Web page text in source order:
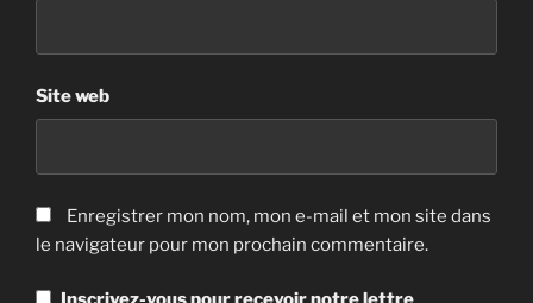
Site web
Enregistrer mon nom, mon e-mail et mon site dans
le navigateur pour mon prochain commentaire.